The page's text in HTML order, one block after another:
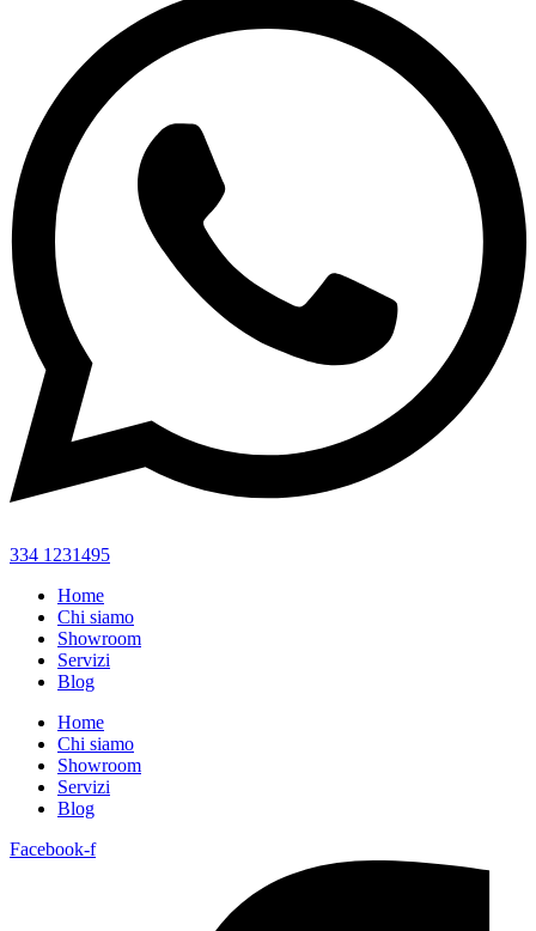
334 1231495
Home
Chi siamo
Showroom
Servizi
Blog
Home
Chi siamo
Showroom
Servizi
Blog
Facebook-f